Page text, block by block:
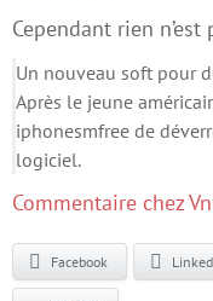
Cependant rien n’est
Un nouveau soft pour
Après le jeune
iphonesmfree de
logiciel.
Commentaire chez
Facebook